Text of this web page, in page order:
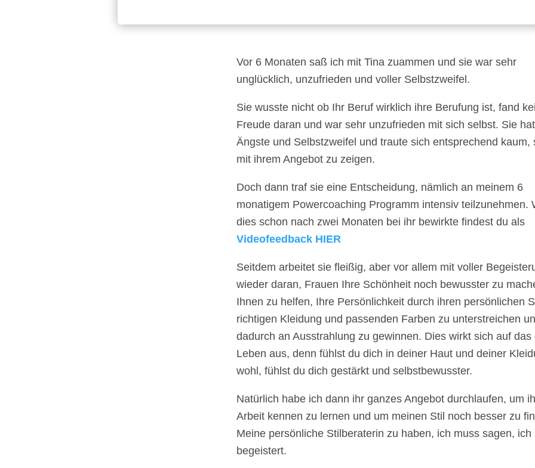
Vor 6 Monaten saß ich mit Tina zuammen und sie war sehr
unglücklich, unzufrieden und voller Selbstzweifel.
Sie wusste nicht ob Ihr Beruf wirklich ihre Berufung ist, fand
Freude daran und war sehr unzufrieden mit sich selbst. Sie
Ängste und Selbstzweifel und traute sich entsprechend kaum,
mit ihrem Angebot zu zeigen.
Doch dann traf sie eine Entscheidung, nämlich an meinem 6
monatigem Powercoaching Programm intensiv teilzunehmen.
dies schon nach zwei Monaten bei ihr bewirkte findest du als
Videofeedback HIER
Seitdem arbeitet sie fleißig, aber vor allem mit voller
wieder daran, Frauen Ihre Schönheit noch bewusster zu
Ihnen zu helfen, Ihre Persönlichkeit durch ihren persönlichen
richtigen Kleidung und passenden Farben zu unterstreichen
dadurch an Ausstrahlung zu gewinnen. Dies wirkt sich auf das
Leben aus, denn fühlst du dich in deiner Haut und deiner
wohl, fühlst du dich gestärkt und selbstbewusster.
Natürlich habe ich dann ihr ganzes Angebot durchlaufen, um
Arbeit kennen zu lernen und um meinen Stil noch besser zu
Meine persönliche Stilberaterin zu haben, ich muss sagen, ich
begeistert.